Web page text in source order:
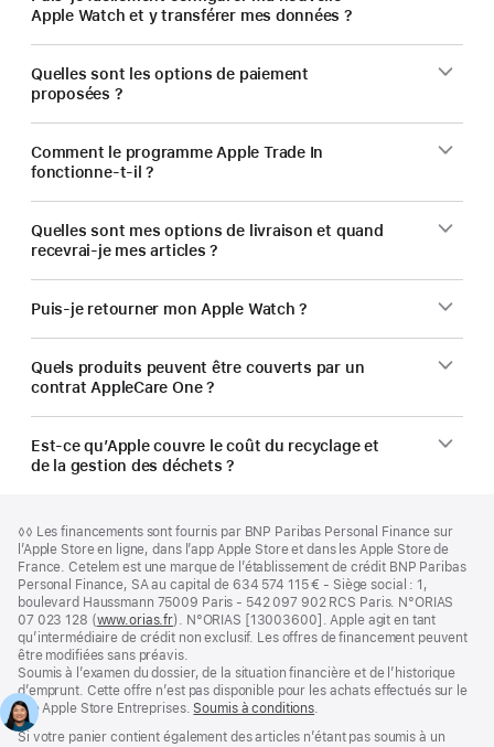
Apple Watch et y transférer mes données ?
Quelles sont les options de paiement
proposées ?
Comment le programme Apple Trade In
fonctionne-t-il ?
Quelles sont mes options de livraison et quand
recevrai-je mes articles ?
Puis-je retourner mon Apple Watch ?
Quels produits peuvent être couverts par un
contrat AppleCare One ?
Est-ce qu’Apple couvre le coût du recyclage et
de la gestion des déchets ?
de
page
de
bas
de
page
Note
de
bas
de
page
◊◊ Les financements sont fournis par BNP Paribas Personal Finance sur
l’Apple Store en ligne, dans l’app Apple Store et dans les Apple Store de
France. Cetelem est une marque de l’établissement de crédit BNP Paribas
Personal Finance, SA au capital de 634 574 115 € - Siège social : 1,
boulevard Haussmann 75009 Paris - 542 097 902 RCS Paris. N°ORIAS
07 023 128 (www.orias.fr(s’ouvre
dans
une
nouvelle
fenêtre)
). N°ORIAS [13003600]. Apple agit en tant
qu’intermédiaire de crédit non exclusif. Les offres de financement peuvent
être modifiées sans préavis.
Soumis à l’examen du dossier, de la situation financière et de l’historique
d’emprunt. Cette offre n’est pas disponible pour les achats effectués sur le
site Apple Store Entreprises. Soumis à conditions(s’ouvre
une
.
Si votre panier contient également des articles n’étant pas soumis à un